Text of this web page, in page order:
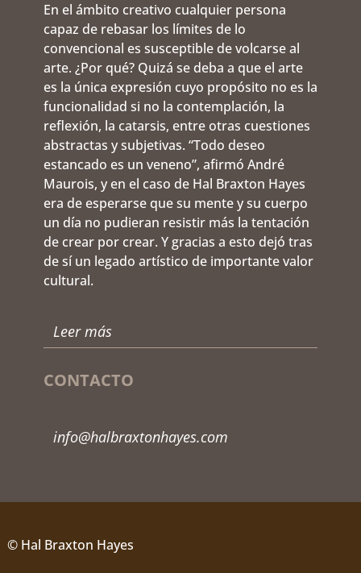
En el ámbito creativo cualquier persona
capaz de rebasar los límites de lo
convencional es susceptible de volcarse al
arte. ¿Por qué? Quizá se deba a que el arte
es la única expresión cuyo propósito no es la
funcionalidad si no la contemplación, la
reflexión, la catarsis, entre otras cuestiones
abstractas y subjetivas. “Todo deseo
estancado es un veneno”, afirmó André
Maurois, y en el caso de Hal Braxton Hayes
era de esperarse que su mente y su cuerpo
un día no pudieran resistir más la tentación
de crear por crear. Y gracias a esto dejó tras
de sí un legado artístico de importante valor
cultural.
Leer más
CONTACTO
info@halbraxtonhayes.com
© Hal Braxton Hayes